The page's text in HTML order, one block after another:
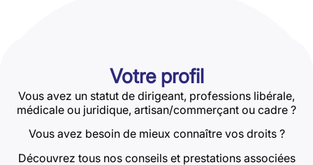
Votre profil
Vous avez un statut de dirigeant, professions libérale,
médicale ou juridique, artisan/commerçant ou cadre ?
Vous avez besoin de mieux connaître vos droits ?
Découvrez tous nos conseils et prestations associées